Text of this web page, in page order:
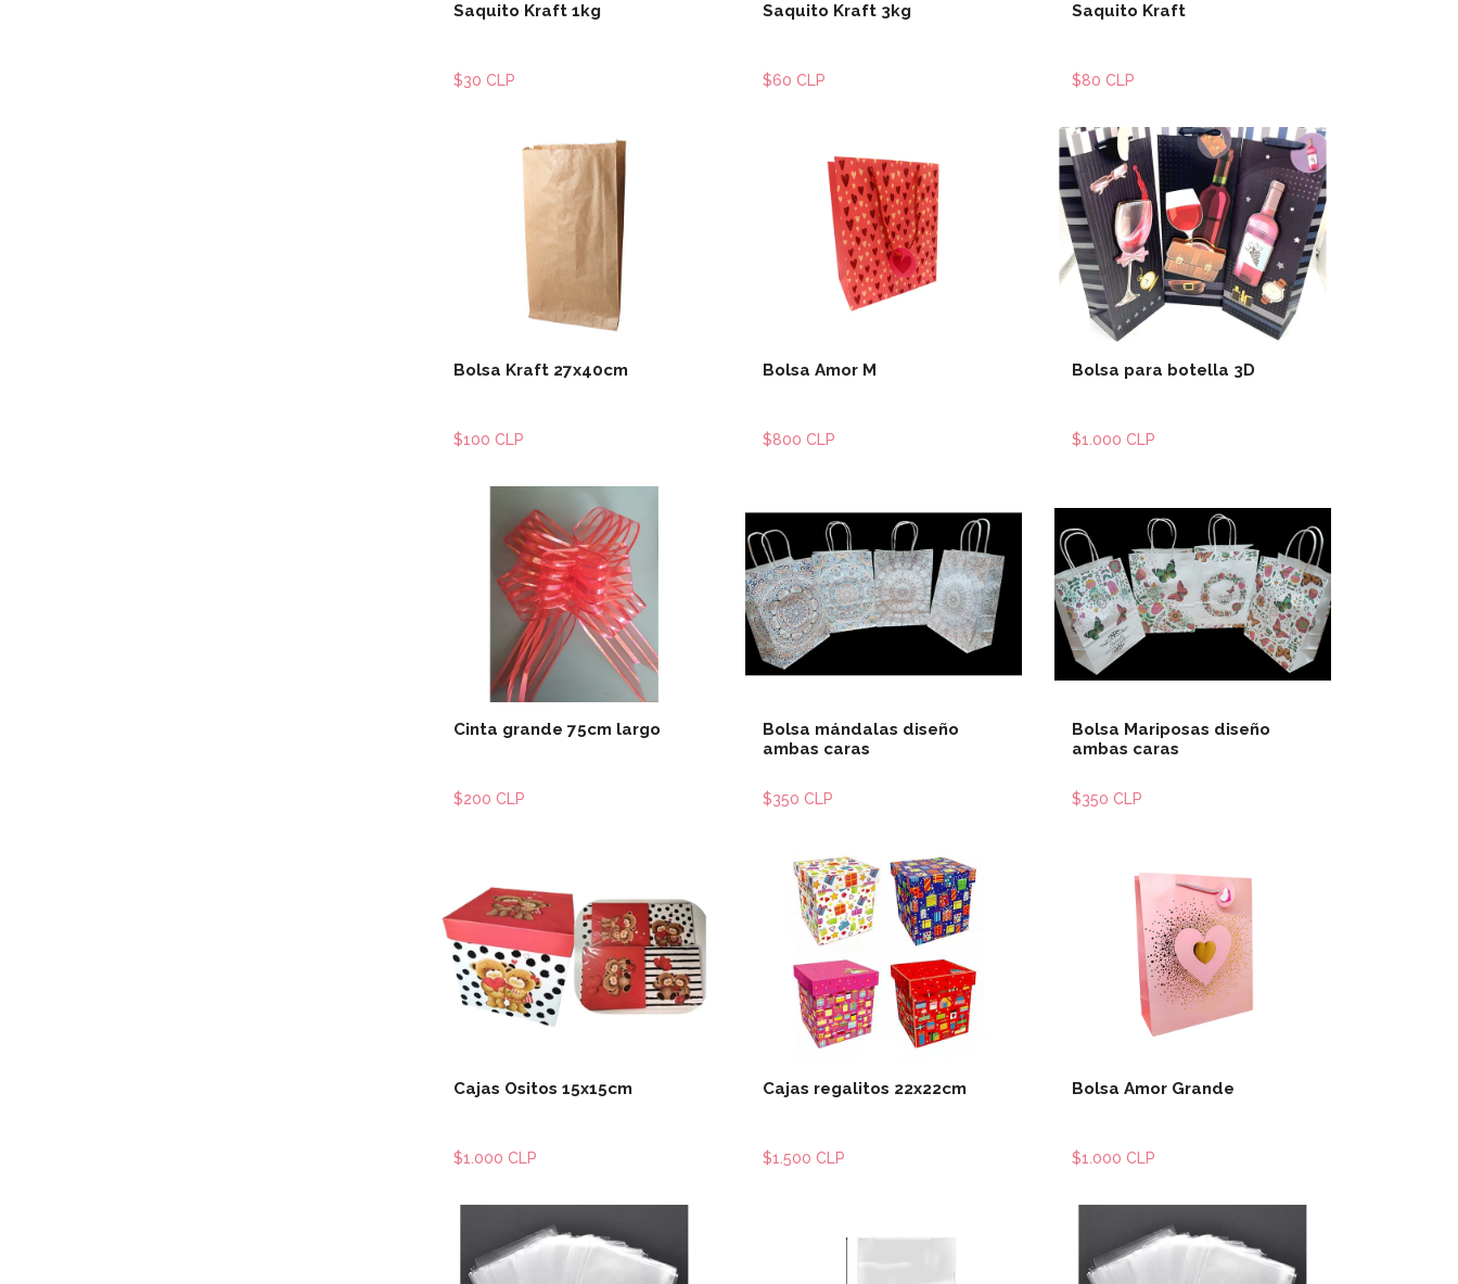
Saquito Kraft 1kg
$30 CLP
Saquito Kraft 3kg
$60 CLP
Saquito Kraft
$80 CLP
Bolsa Kraft 27x40cm
Ver detalles
$100 CLP
Bolsa Amor M
Ver detalles
$800 CLP
Bolsa para botella 3D
Ver detalles
$1.000 CLP
Cinta grande 75cm largo
Ver detalles
$200 CLP
Bolsa mándalas diseño
ambas caras
Ver detalles
$350 CLP
Bolsa Mariposas diseño
ambas caras
Ver detalles
$350 CLP
Cajas Ositos 15x15cm
Ver detalles
$1.000 CLP
Cajas regalitos 22x22cm
Ver detalles
$1.500 CLP
Bolsa Amor Grande
Ver detalles
$1.000 CLP